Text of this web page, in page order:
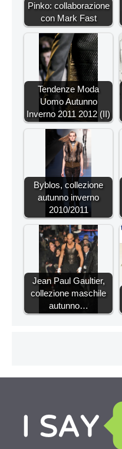
Pinko: collaborazione
con Mark Fast
Tendenze Moda
Uomo Autunno
Inverno 2011 2012 (II)
Byblos, collezione
autunno inverno
2010/2011
Jean Paul Gaultier,
collezione maschile
autunno…